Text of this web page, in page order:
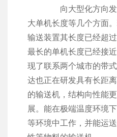
向大型化方向发
大单机长度等几个方面
输送装置其长度已经超
最长的单机长度已经接
现了联系两个城市的带
达也正在研发具有长距
的输送机，结构向性能
展。能在极端温度环境
等环境中工作，并能运